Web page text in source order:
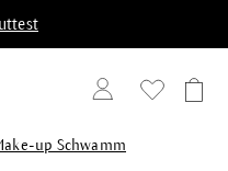
up Schwamm